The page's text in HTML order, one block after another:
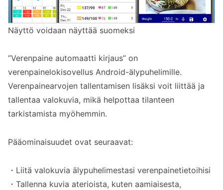
liittämisominaisuutta ilmaiseksi?
K. Kuinka monta valokuvaa voin tallentaa?
K. Mitä hyötyä on valokuvien liittämisestä
Tämä Android-verenpainelokisovellus
valokuvien tallennuksella on suositeltava
sinulle, jos…
Aloita valokuvapohjainen verenpaineen
kirjaus -sovelluksella
Näyttö voidaan näyttää suomeksi
”Verenpaine automaatti kirjaus” on
verenpainelokisovellus Android-älypuhelimille.
Verenpainearvojen tallentamisen lisäksi voit liittää ja
tallentaa valokuvia, mikä helpottaa tilanteen
tarkistamista myöhemmin.
Pääominaisuudet ovat seuraavat:
・Liitä valokuvia älypuhelimestasi verenpainetietoihisi
・Tallenna kuvia aterioista, kuten aamiaisesta,